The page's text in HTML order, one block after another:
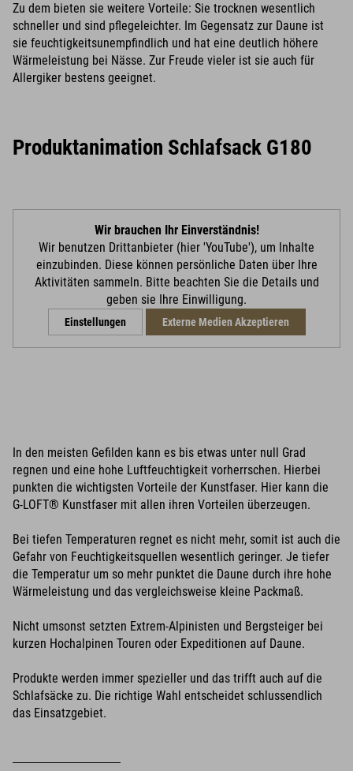
Zu dem bieten sie weitere Vorteile: Sie trocknen wesentlich
schneller und sind pflegeleichter. Im Gegensatz zur Daune ist
sie feuchtigkeitsunempfindlich und hat eine deutlich höhere
Wärmeleistung bei Nässe. Zur Freude vieler ist sie auch für
Allergiker bestens geeignet.
Produktanimation Schlafsack G180
Wir brauchen Ihr Einverständnis!
Wir benutzen Drittanbieter (hier 'YouTube'), um Inhalte
einzubinden. Diese können persönliche Daten über Ihre
Aktivitäten sammeln. Bitte beachten Sie die Details und
geben sie Ihre Einwilligung.
Einstellungen Externe Medien Akzeptieren
In den meisten Gefilden kann es bis etwas unter null Grad
regnen und eine hohe Luftfeuchtigkeit vorherrschen. Hierbei
punkten die wichtigsten Vorteile der Kunstfaser. Hier kann die
G-LOFT® Kunstfaser mit allen ihren Vorteilen überzeugen.
Bei tiefen Temperaturen regnet es nicht mehr, somit ist auch die
Gefahr von Feuchtigkeitsquellen wesentlich geringer. Je tiefer
die Temperatur um so mehr punktet die Daune durch ihre hohe
Wärmeleistung und das vergleichsweise kleine Packmaß.
Nicht umsonst setzten Extrem-Alpinisten und Bergsteiger bei
kurzen Hochalpinen Touren oder Expeditionen auf Daune.
Produkte werden immer spezieller und das trifft auch auf die
Schlafsäcke zu. Die richtige Wahl entscheidet schlussendlich
das Einsatzgebiet.